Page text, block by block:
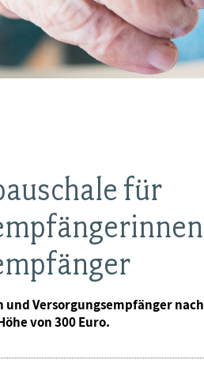
für
Versorgungsempfänger
von 300 Euro.